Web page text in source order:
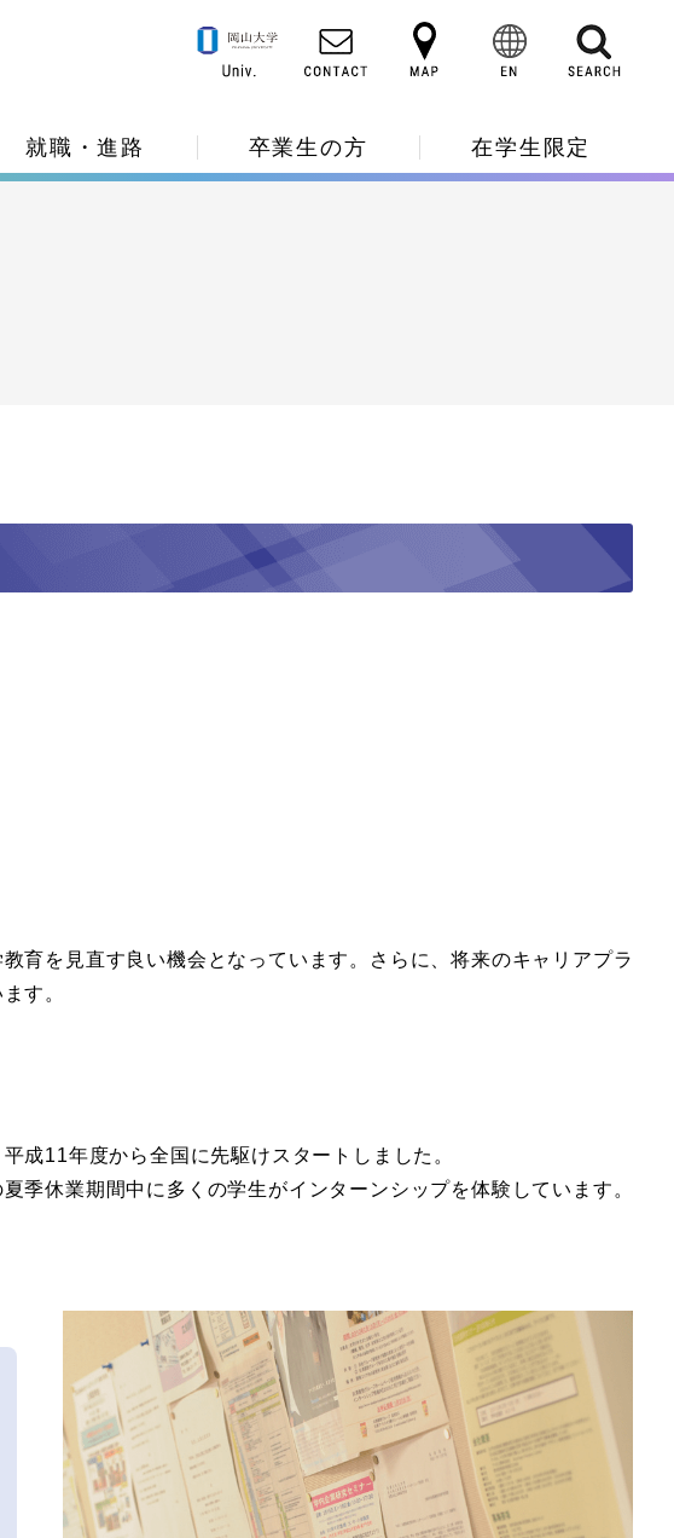
就職・進路 卒業生の方 在学生限定
育を見直す良い機会となっています。さらに、将来のキャリアプラ
す。
成11年度から全国に先駆けスタートしました。
季休業期間中に多くの学生がインターンシップを体験しています。